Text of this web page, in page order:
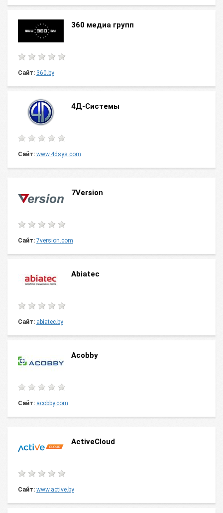
360 медиа групп
Сайт: 360.by
4Д-Системы
Сайт: www.4dsys.com
7Version
Сайт: 7version.com
Abiatec
Сайт: abiatec.by
Acobby
Сайт: acobby.com
ActiveCloud
Сайт: www.active.by